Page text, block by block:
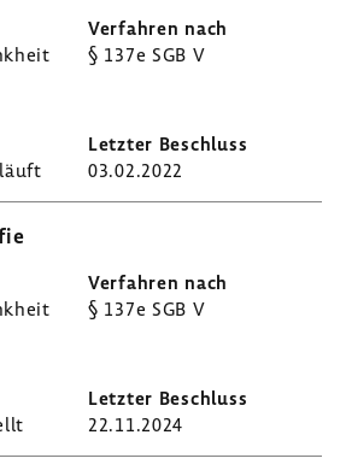
§ 137e SGB V
03.02.2022
§ 137e SGB V
22.11.2024